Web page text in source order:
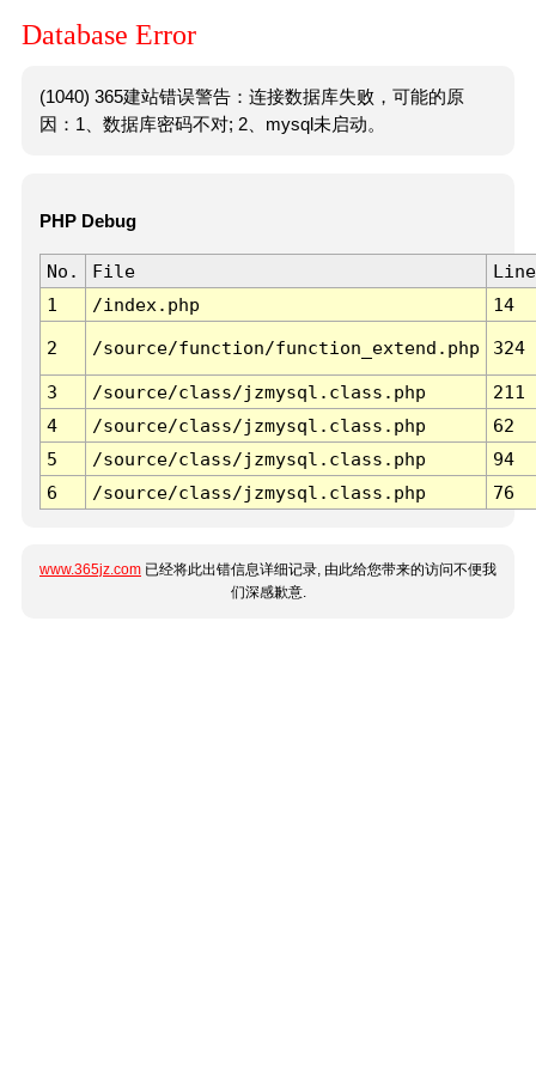
Database Error
(1040) 365建站错误警告：连接数据库失败，可能的原
因：1、数据库密码不对; 2、mysql未启动。
PHP Debug
No. File
Line
1
/index.php 14
2 /source/function/function_extend.php 324
3 /source/class/jzmysql.class.php
211
4
/source/class/jzmysql.class.php
62
5
/source/class/jzmysql.class.php
94
6
/source/class/jzmysql.class.php 76
www.365jz.com 已经将此出错信息详细记录, 由此给您带来的访问不便我
们深感歉意.